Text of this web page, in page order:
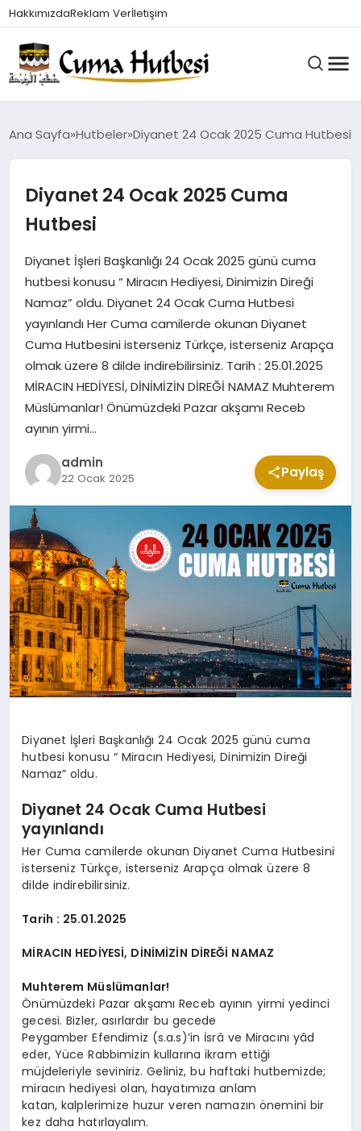
HakkımızdaReklam Verİletişim
HUTBELER
GÜNDEM
DUALAR VE ZIKIRLER
CUMA MESAJLARI
KABE CANLI YAYIN
Ana Sayfa Hutbeler Diyanet 24 Ocak 2025 Cuma Hutbesi
Diyanet 24 Ocak 2025 Cuma
Hutbesi
Diyanet İşleri Başkanlığı 24 Ocak 2025 günü cuma
hutbesi konusu “ Miracın Hediyesi, Dinimizin Direği
Namaz” oldu. Diyanet 24 Ocak Cuma Hutbesi
yayınlandı Her Cuma camilerde okunan Diyanet
Cuma Hutbesini isterseniz Türkçe, isterseniz Arapça
olmak üzere 8 dilde indirebilirsiniz. Tarih : 25.01.2025
MİRACIN HEDİYESİ, DİNİMİZİN DİREĞİ NAMAZ Muhterem
Müslümanlar! Önümüzdeki Pazar akşamı Receb
ayının yirmi…
admin
22 Ocak 2025 Paylaş
Diyanet İşleri Başkanlığı 24 Ocak 2025 günü cuma
hutbesi konusu “ Miracın Hediyesi, Dinimizin Direği
Namaz” oldu.
Diyanet 24 Ocak Cuma Hutbesi
yayınlandı
Her Cuma camilerde okunan Diyanet Cuma Hutbesini
isterseniz Türkçe, isterseniz Arapça olmak üzere 8
dilde indirebilirsiniz.
Tarih : 25.01.2025
MİRACIN HEDİYESİ, DİNİMİZİN DİREĞİ NAMAZ
Muhterem Müslümanlar!
Önümüzdeki Pazar akşamı Receb ayının yirmi yedinci
gecesi. Bizler, asırlardır bu gecede
Peygamber Efendimiz (s.a.s)’in İsrâ ve Miracını yâd
eder, Yüce Rabbimizin kullarına ikram ettiği
müjdeleriyle seviniriz. Geliniz, bu haftaki hutbemizde;
miracın hediyesi olan, hayatımıza anlam
katan, kalplerimize huzur veren namazın önemini bir
kez daha hatırlayalım.